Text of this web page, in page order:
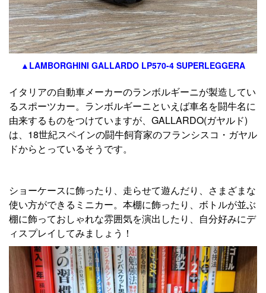
▲LAMBORGHINI GALLARDO LP570-4 SUPERLEGGERA
イタリアの自動車メーカーのランボルギーニが製造してい
るスポーツカー。ランボルギーニといえば車名を闘牛名に
由来するものをつけていますが、GALLARDO(ガヤルド)
は、18世紀スペインの闘牛飼育家のフランシスコ・ガヤル
ドからとっているそうです。
ショーケースに飾ったり、走らせて遊んだり、さまざまな
使い方ができるミニカー。本棚に飾ったり、ボトルが並ぶ
棚に飾っておしゃれな雰囲気を演出したり、自分好みにデ
ィスプレイしてみましょう！